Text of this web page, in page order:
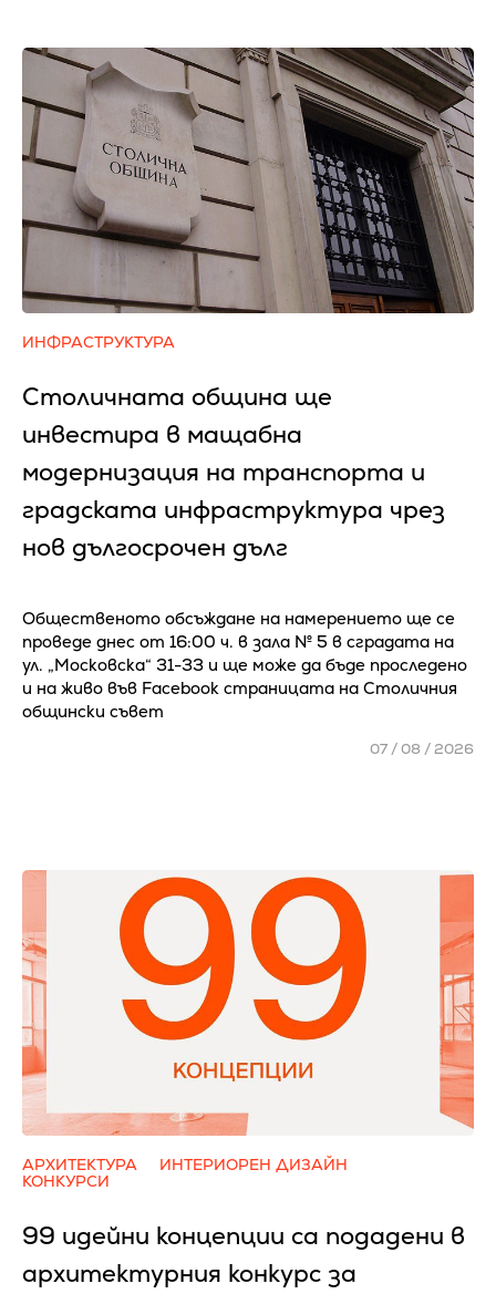
ИНФРАСТРУКТУРА
Столичната община ще
инвестира в мащабна
модернизация на транспорта и
градската инфраструктура чрез
нов дългосрочен дълг
Общественото обсъждане на намерението ще се
проведе днес от 16:00 ч. в зала № 5 в сградата на
ул. „Московска“ 31-33 и ще може да бъде проследено
и на живо във Facebook страницата на Столичния
общински съвет
07 / 08 / 2026
АРХИТЕКТУРА
ИНТЕРИОРЕН ДИЗАЙН
КОНКУРСИ
99 идейни концепции са подадени в
архитектурния конкурс за